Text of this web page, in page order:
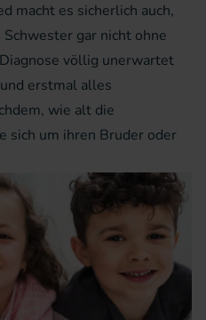
macht es sicherlich auch,
gar nicht ohne
völlig unerwartet
erstmal alles
wie alt die
sich um ihren Bruder oder